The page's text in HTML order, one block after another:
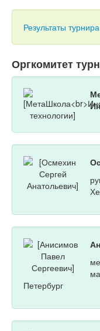
Результаты турнира
Оргкомитет
Петербург